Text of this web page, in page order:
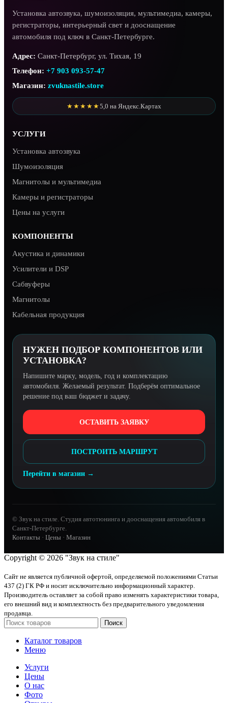
Установка автозвука, шумоизоляция, мультимедиа, камеры,
регистраторы, интерьерный свет и дооснащение
автомобиля под ключ в Санкт-Петербурге.
Адрес: Санкт-Петербург, ул. Тихая, 19
Телефон: +7 903 093-57-47
Магазин: zvuknastile.store
★★★★★5,0 на Яндекс.Картах
УСЛУГИ
Установка автозвука
Шумоизоляция
Магнитолы и мультимедиа
Камеры и регистраторы
Цены на услуги
КОМПОНЕНТЫ
Акустика и динамики
Усилители и DSP
Сабвуферы
Магнитолы
Кабельная продукция
НУЖЕН ПОДБОР КОМПОНЕНТОВ ИЛИ
УСТАНОВКА?
Напишите марку, модель, год и комплектацию
автомобиля. Желаемый результат. Подберём оптимальное
решение под ваш бюджет и задачу.
ОСТАВИТЬ ЗАЯВКУ
ПОСТРОИТЬ МАРШРУТ
Перейти в магазин →
© Звук на стиле. Студия автотюнинга и дооснащения автомобиля в
Санкт-Петербурге.
Контакты · Цены · Магазин
Copyright © 2026 "Звук на стиле"
Сайт не является публичной офертой, определяемой положениями Статьи
437 (2) ГК РФ и носит исключительно информационный характер.
Производитель оставляет за собой право изменять характеристики товара,
его внешний вид и комплектность без предварительного уведомления
продавца.
Поиск
Каталог товаров
Меню
Услуги
Цены
О нас
Фото